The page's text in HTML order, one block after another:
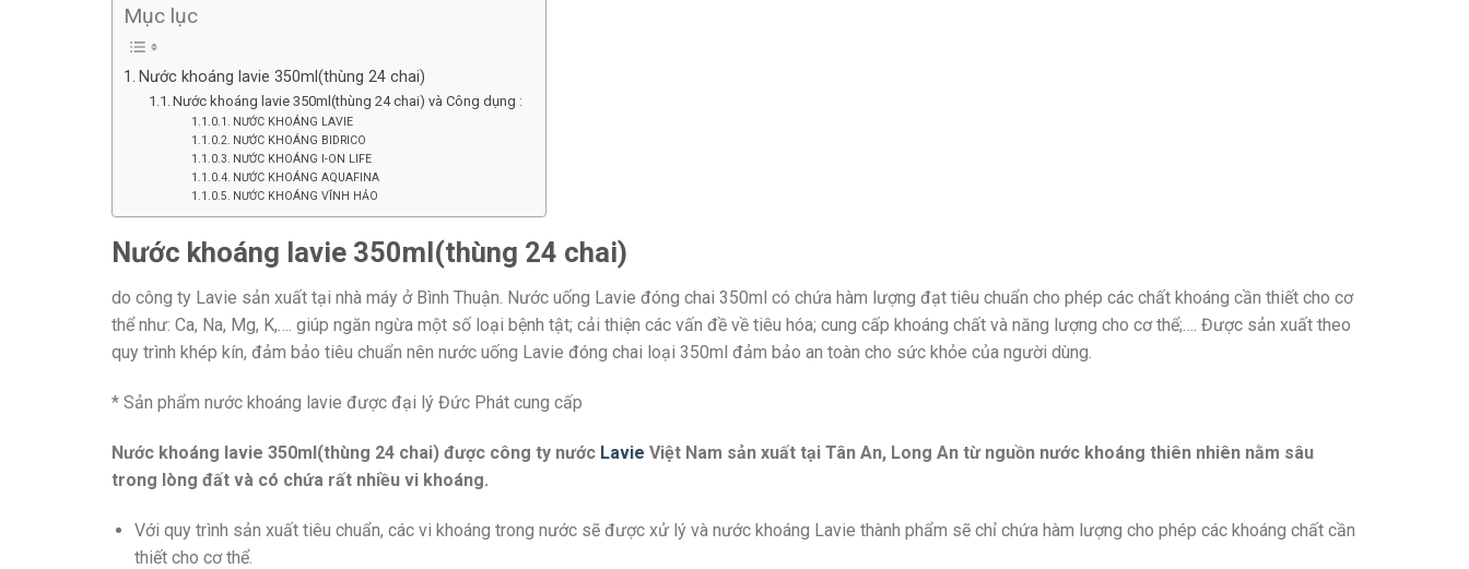
Mục lục
Nước khoáng lavie 350ml(thùng 24 chai)
Nước khoáng lavie 350ml(thùng 24 chai) và Công dụng :
NƯỚC KHOÁNG LAVIE
NƯỚC KHOÁNG BIDRICO
NƯỚC KHOÁNG I-ON LIFE
NƯỚC KHOÁNG AQUAFINA
NƯỚC KHOÁNG VĨNH HẢO
Nước khoáng lavie 350ml(thùng 24 chai)
do công ty Lavie sản xuất tại nhà máy ở Bình Thuận. Nước uống Lavie đóng chai 350ml có chứa hàm lượng đạt tiêu chuẩn cho phép các chất khoáng cần thiết cho cơ
thể như: Ca, Na, Mg, K,…. giúp ngăn ngừa một số loại bệnh tật; cải thiện các vấn đề về tiêu hóa; cung cấp khoáng chất và năng lượng cho cơ thể;…. Được sản xuất theo
quy trình khép kín, đảm bảo tiêu chuẩn nên nước uống Lavie đóng chai loại 350ml đảm bảo an toàn cho sức khỏe của người dùng.
* Sản phẩm nước khoáng lavie được đại lý Đức Phát cung cấp
Nước khoáng lavie 350ml(thùng 24 chai) được công ty nước Lavie Việt Nam sản xuất tại Tân An, Long An từ nguồn nước khoáng thiên nhiên nằm sâu
trong lòng đất và có chứa rất nhiều vi khoáng.
Với quy trình sản xuất tiêu chuẩn, các vi khoáng trong nước sẽ được xử lý và nước khoáng Lavie thành phẩm sẽ chỉ chứa hàm lượng cho phép các khoáng chất cần
thiết cho cơ thể.